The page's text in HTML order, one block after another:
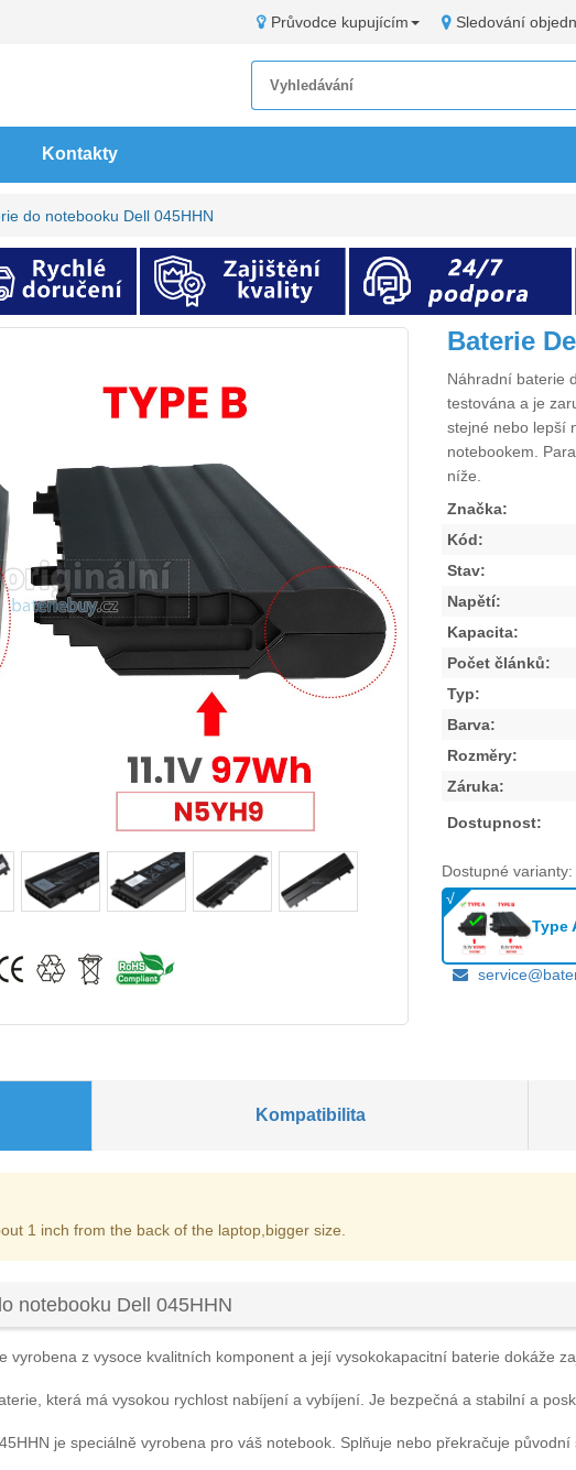
Průvodce kupujícím Sledování
Kontakty
do notebooku Dell 045HHN
Baterie
Náhradní baterie
testována a je
stejné nebo lepší
notebookem.
níže.
Značka:
Kód:
Stav:
Napětí:
Kapacita:
Počet článků:
Typ:
Barva:
Rozměry:
Záruka:
Dostupnost:
Dostupné varianty:
Type
Kompatibilita
1 inch from the back of the laptop,bigger size.
notebooku Dell 045HHN
vyrobena z vysoce kvalitních komponent a její vysokokapacitní baterie dokáže
která má vysokou rychlost nabíjení a vybíjení. Je bezpečná a stabilní a
je speciálně vyrobena pro váš notebook. Splňuje nebo překračuje původní